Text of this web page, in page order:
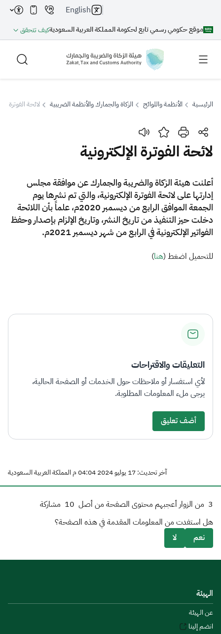
موقع حكومي رسمي تابع لحكومة المملكة العربية السعوديةكيف تتحقق
English
بحث
اقتراحات
الزكاة الجمارك
ضريبة القيمة المضافة
الإقرار الضريبي
التصرفات العقارية
الرئيسية الأنظمة واللوائح الزكاة والجمارك والأنظمة الضريبية ​​​​لائحة الفوترة
​​​​لائحة الفوترة الإلكترونية
​أعلنت هيئة الزكاة والضريبة والجمارك عن موافقة مجلس
إدارتها على لائحة الفوترة الإلكترونية، والتي تم نشرها يوم
الجمعة الموافق الرابع من ديسمبر 2020م، علماً بأن اللائحة
دخلت حيز التنفيذ من تاريخ النشر، وتاريخ الإلزام بإصدار وحفظ
الفواتير الإلكترونية في الرابع من شهر ديسمبر 2021م.
​للتحميل اضغط (هنا​)
التعليقات والاقتراحات
لأي استفسار أو ملاحظات حول الخدمات أو الصفحة الحالية،
يرجى ملء المعلومات المطلوبة.
أضف تعليق
آخر تحديث: 17 يوليو 2024 04:04 م المملكة العربية السعودية
3 من الزوار أعجبهم محتوى الصفحة من أصل 10 مشاركة
هل استفدت من المعلومات المقدمة في هذه الصفحة؟
نعم
لا
الهيئة
عن الهيئة
انضم إلينا